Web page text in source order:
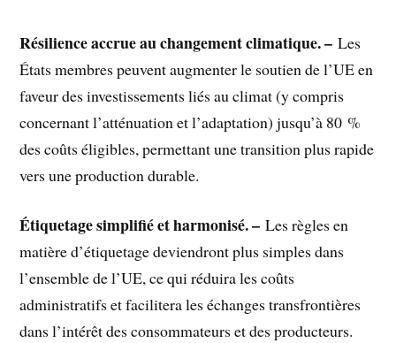
Résilience accrue au changement climatique. – Les
États membres peuvent augmenter le soutien de l’UE en
faveur des investissements liés au climat (y compris
concernant l’atténuation et l’adaptation) jusqu’à 80 %
des coûts éligibles, permettant une transition plus rapide
vers une production durable.
Étiquetage simplifié et harmonisé. – Les règles en
matière d’étiquetage deviendront plus simples dans
l’ensemble de l’UE, ce qui réduira les coûts
administratifs et facilitera les échanges transfrontières
dans l’intérêt des consommateurs et des producteurs.